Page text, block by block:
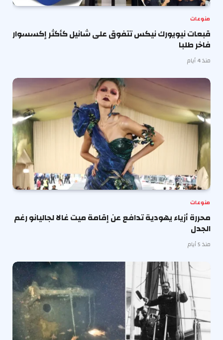
منوعات
قبعات نيويورك نيكس تتفوق على شانيل كأكثر إكسسوار
فاخر طلبا
منذ 4 أيام
منوعات
محررة أزياء يهودية تدافع عن إقامة ميت غالا لجاليانو رغم
الجدل
منذ 5 أيام